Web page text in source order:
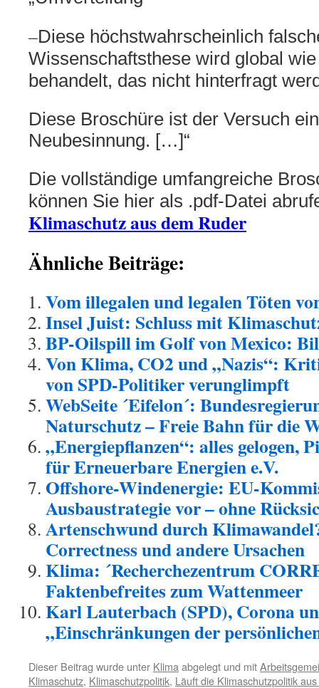
–Diese höchstwahrscheinlich
Wissenschaftsthese wird global
behandelt, das nicht hinterfragt
Diese Broschüre ist der Versuch
Neubesinnung. […]“
Die vollständige umfangreiche
können Sie hier als .pdf-Datei
Klimaschutz aus dem Ruder
Ähnliche Beiträge:
Vom illegalen und legalen Töten
Insel Juist: Schluss mit
BP-Oilspill im Golf von Mexico:
Von Klima, CO2 und „Nazis“:
von SPD-Politiker verunglimpft
WebSeite ´Eifelon´:
Naturschutz – Freie Bahn für die
„Energiepflanzen“: alles gelogen,
für Erneuerbare Energien e.V.
Offshore-Windenergie: EU-
Ausbaustrategie vor – ohne
Artenschwund durch
Correctness und andere Ursachen
Klima: ´Recherchezentrum
Faktenbefreites zum Wattenmeer
Karl Lauterbach (SPD), Corona
„Einschränkungen der
Dieser Beitrag wurde unter Klima abgelegt und mit
Klimaschutz, Klimaschutzpolitik, Läuft die Klimaschutzpolitik